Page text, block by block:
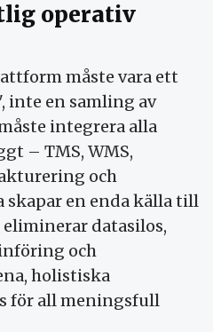
operativ
måste vara ett
inte en samling av
integrera alla
– TMS, WMS,
och
skapar en enda källa till
datasilos,
och
holistiska
för all meningsfull